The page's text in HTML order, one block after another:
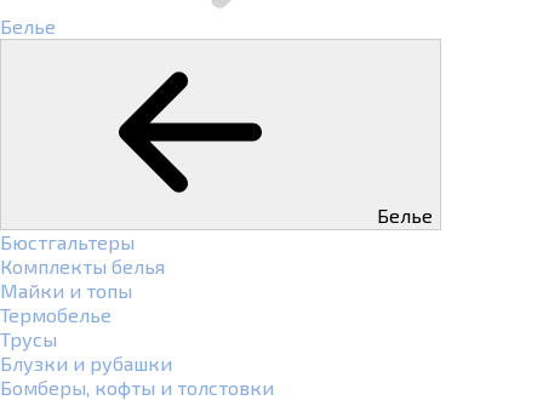
Белье
Белье
Бюстгальтеры
Комплекты белья
Майки и топы
Термобелье
Трусы
Блузки и рубашки
Бомберы, кофты и толстовки